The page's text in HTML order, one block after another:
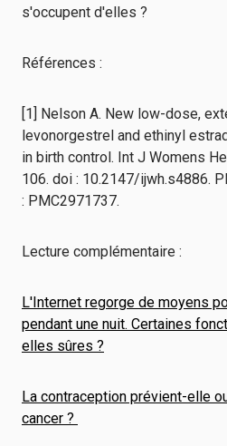
s'occupent d'elles ?
Références :
[1] Nelson A. New low-dose,
levonorgestrel and ethinyl
in birth control. Int J Womens
106. doi : 10.2147/ijwh.s4886.
: PMC2971737.
Lecture complémentaire :
L'Internet regorge de moyens
pendant une nuit. Certaines
elles sûres ?
La contraception prévient-elle
cancer ?